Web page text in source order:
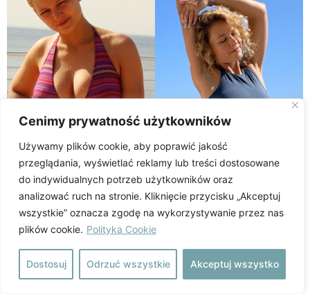
Cenimy prywatność użytkowników
Używamy plików cookie, aby poprawić jakość
przeglądania, wyświetlać reklamy lub treści dostosowane
do indywidualnych potrzeb użytkowników oraz
analizować ruch na stronie. Kliknięcie przycisku „Akceptuj
wszystkie” oznacza zgodę na wykorzystywanie przez nas
plików cookie. Polityka Cookie
Dostosuj Odrzuć wszystkie Akceptuj wszystko
ZAPISZ SIĘ NA LISTĘ OCZEKUJĄCYCH